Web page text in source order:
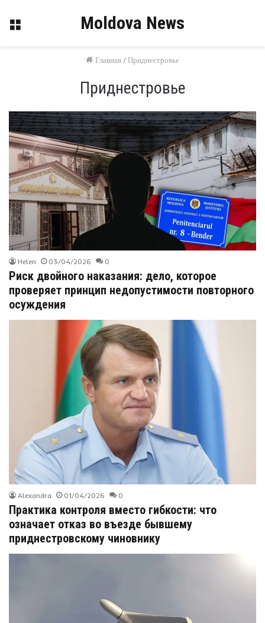
Меню Moldova News
Главная /Приднестровье
Приднестровье
Helen 03/04/2026 0
Риск двойного наказания: дело, которое
проверяет принцип недопустимости повторного
осуждения
Alexandra 01/04/2026 0
Практика контроля вместо гибкости: что
означает отказ во въезде бывшему
приднестровскому чиновнику